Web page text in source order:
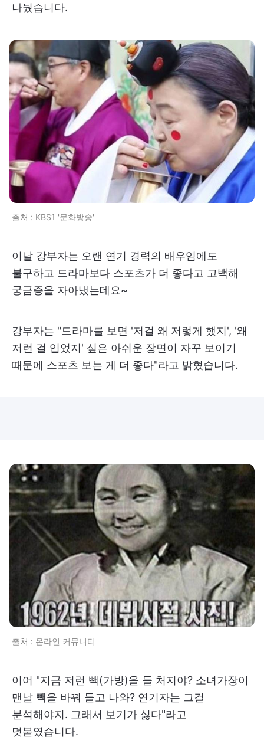
나눴습니다.
출처 : KBS1 '문화방송'
이날 강부자는 오랜 연기 경력의 배우임에도
불구하고 드라마보다 스포츠가 더 좋다고 고백해
궁금증을 자아냈는데요~
강부자는 "드라마를 보면 '저걸 왜 저렇게 했지', '왜
저런 걸 입었지' 싶은 아쉬운 장면이 자꾸 보이기
때문에 스포츠 보는 게 더 좋다"라고 밝혔습니다.
출처 : 온라인 커뮤니티
이어 "지금 저런 빽(가방)을 들 처지야? 소녀가장이
맨날 빽을 바꿔 들고 나와? 연기자는 그걸
분석해야지. 그래서 보기가 싫다"라고
덧붙였습니다.